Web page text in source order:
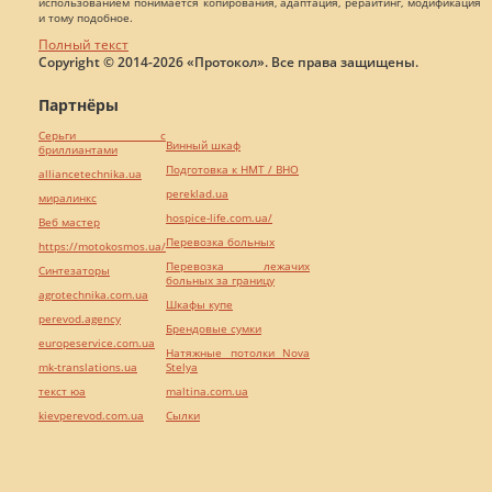
и тому подобное.
Полный текст
Copyright © 2014-2026 «Протокол». Все права защищены.
Партнёры
Серьги с
бриллиантами
alliancetechnika.ua
миралинкс
Веб мастер
https://motokosmos.ua/
Синтезаторы
agrotechnika.com.ua
perevod.agency
europeservice.com.ua
mk-translations.ua
текст юа
kievperevod.com.ua
Винный шкаф
Подготовка к НМТ / ВНО
pereklad.ua
hospice-life.com.ua/
Перевозка больных
Перевозка лежачих
больных за границу
Шкафы купе
Брендовые сумки
Натяжные потолки Nova
Stelya
maltina.com.ua
Cылки